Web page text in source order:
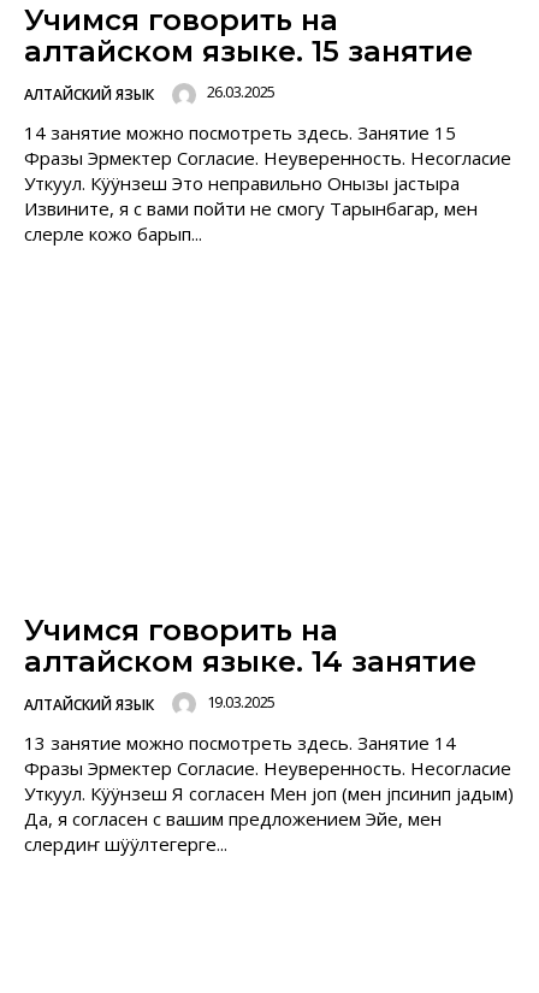
Учимся говорить на
алтайском языке. 15 занятие
АЛТАЙСКИЙ ЯЗЫК 26.03.2025
14 занятие можно посмотреть здесь. Занятие 15
Фразы Эрмектер Согласие. Неуверенность. Несогласие
Уткуул. Кÿÿнзеш Это неправильно Онызы jастыра
Извините, я с вами пойти не смогу Тарынбагар, мен
слерле кожо барып...
Учимся говорить на
алтайском языке. 14 занятие
АЛТАЙСКИЙ ЯЗЫК 19.03.2025
13 занятие можно посмотреть здесь. Занятие 14
Фразы Эрмектер Согласие. Неуверенность. Несогласие
Уткуул. Кÿÿнзеш Я согласен Мен jоп (мен jӧпсинип jадым)
Да, я согласен с вашим предложением Эйе, мен
слердиҥ шÿÿлтегерге...